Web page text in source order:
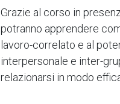
Grazie al corso in
potranno apprendere
lavoro-correlato e al
interpersonale e inter-
relazionarsi in modo